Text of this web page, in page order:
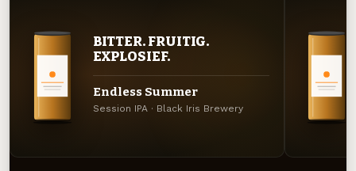
BITTER. FRUITIG.
EXPLOSIEF.
Endless Summer
Session IPA · Black Iris Brewery